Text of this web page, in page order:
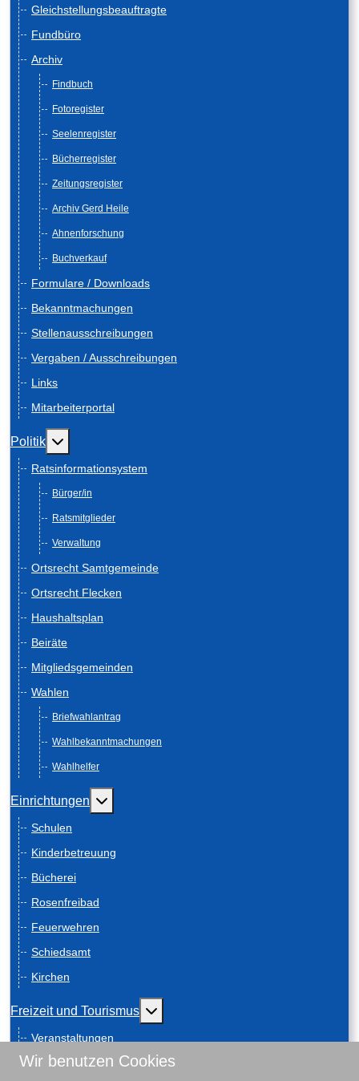
Gleichstellungsbeauftragte
Fundbüro
Archiv
Findbuch
Fotoregister
Seelenregister
Bücherregister
Zeitungsregister
Archiv Gerd Heile
Ahnenforschung
Buchverkauf
Formulare / Downloads
Bekanntmachungen
Stellenausschreibungen
Vergaben / Ausschreibungen
Links
Mitarbeiterportal
Politik Weitere Informationen: Politik
Ratsinformationsystem
Bürger/in
Ratsmitglieder
Verwaltung
Ortsrecht Samtgemeinde
Ortsrecht Flecken
Haushaltsplan
Beiräte
Mitgliedsgemeinden
Wahlen
Briefwahlantrag
Wahlbekanntmachungen
Wahlhelfer
Einrichtungen Weitere Informationen: Einrichtungen
Schulen
Kinderbetreuung
Bücherei
Rosenfreibad
Feuerwehren
Schiedsamt
Kirchen
Freizeit und Tourismus Weitere Informationen: Freizeit und
Veranstaltungen
Anreise
Wir benutzen Cookies